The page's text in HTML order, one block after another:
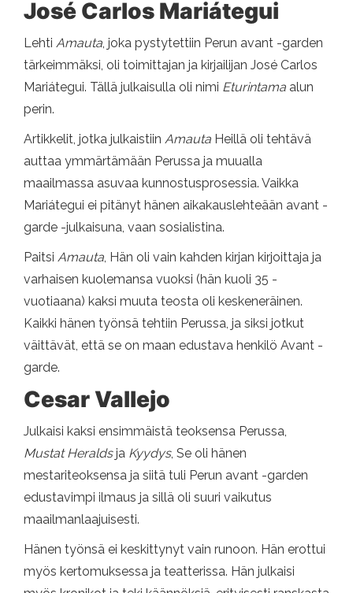
José Carlos Mariátegui
Lehti Amauta, joka pystytettiin Perun avant -garden
tärkeimmäksi, oli toimittajan ja kirjailijan José Carlos
Mariátegui. Tällä julkaisulla oli nimi Eturintama alun
perin.
Artikkelit, jotka julkaistiin Amauta Heillä oli tehtävä
auttaa ymmärtämään Perussa ja muualla
maailmassa asuvaa kunnostusprosessia. Vaikka
Mariátegui ei pitänyt hänen aikakauslehteään avant -
garde -julkaisuna, vaan sosialistina.
Paitsi Amauta, Hän oli vain kahden kirjan kirjoittaja ja
varhaisen kuolemansa vuoksi (hän ​​kuoli 35 -
vuotiaana) kaksi muuta teosta oli keskeneräinen.
Kaikki hänen työnsä tehtiin Perussa, ja siksi jotkut
väittävät, että se on maan edustava henkilö Avant -
garde.
Cesar Vallejo
Julkaisi kaksi ensimmäistä teoksensa Perussa,
Mustat Heraldsja Kyydys, Se oli hänen
mestariteoksensa ja siitä tuli Perun avant -garden
edustavimpi ilmaus ja sillä oli suuri vaikutus
maailmanlaajuisesti.
Hänen työnsä ei keskittynyt vain runoon. Hän erottui
myös kertomuksessa ja teatterissa. Hän julkaisi